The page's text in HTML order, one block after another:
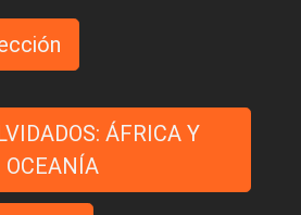
ÁFRICA Y
OCEANÍA